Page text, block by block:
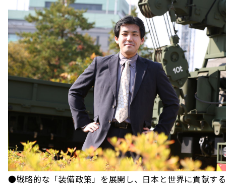
●戦略的な「装備政策」を展開し、日本と世界に貢献す